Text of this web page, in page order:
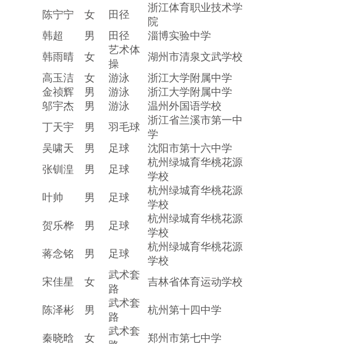
陈宁宁
女 田径
浙江体育职业技术学
院
韩超
男 田径
淄博实验中学
韩雨晴
女
艺术体
操
湖州市清泉文武学校
高玉洁
女 游泳
浙江大学附属中学
金祯辉
男 游泳
浙江大学附属中学
邬宇杰
男 游泳
温州外国语学校
丁天宇
男 羽毛球
浙江省兰溪市第一中
学
吴啸天
男 足球
沈阳市第十六中学
张钏湟
男 足球
杭州绿城育华桃花源
学校
叶帅
男 足球
杭州绿城育华桃花源
学校
贺乐桦
男 足球
杭州绿城育华桃花源
学校
蒋念铭
男 足球
杭州绿城育华桃花源
学校
宋佳星
女
武术套
路
吉林省体育运动学校
陈泽彬 男
武术套
路
杭州第十四中学
秦晓晗 女
武术套
郑州市第七中学